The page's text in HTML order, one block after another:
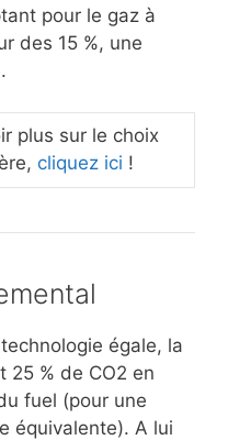
pour le gaz à
des 15 %, une
plus sur le choix
cliquez ici !
égale, la
25 % de CO2 en
fuel (pour une
équivalente). A lui